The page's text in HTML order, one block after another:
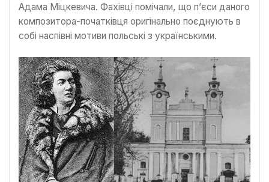
Адама Міцкевича. Фахівці помічали, що п’єси даного
композитора-початківця оригінально поєднують в
собі наспівні мотиви польські з українськими.